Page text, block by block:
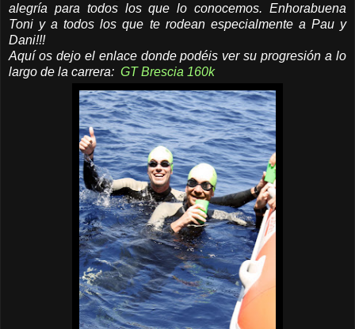
alegría para todos los que lo conocemos. Enhorabuena
Toni y a todos los que te rodean especialmente a Pau y
Dani!!!
Aquí os dejo el enlace donde podéis ver su progresión a lo
largo de la carrera: GT Brescia 160k